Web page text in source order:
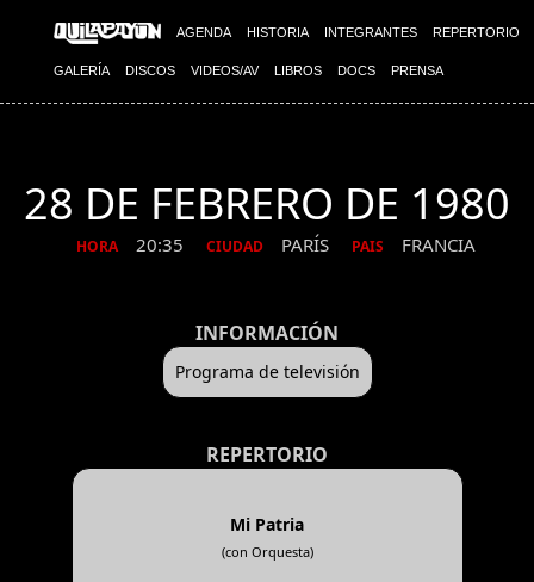
AGENDA HISTORIA INTEGRANTES REPERTORIO
GALERÍA DISCOS VIDEOS/AV LIBROS DOCS PRENSA
28 DE FEBRERO DE 1980
HORA 20:35 CIUDAD PARÍS PAIS FRANCIA
INFORMACIÓN
Programa de televisión
REPERTORIO
Mi Patria
(con Orquesta)